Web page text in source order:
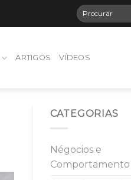
ARTIGOS VÍDEOS
CATEGORIAS
Négocios e
Comportamento